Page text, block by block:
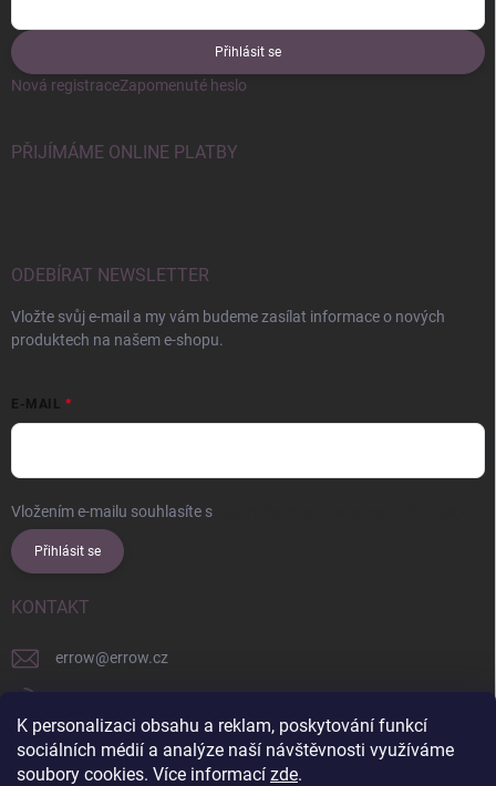
K personalizaci obsahu a reklam, poskytování funkcí
sociálních médií a analýze naší návštěvnosti využíváme
soubory cookies. Více informací zde.
Přihlásit se
Nová registraceZapomenuté heslo
PŘIJÍMÁME ONLINE PLATBY
ODEBÍRAT NEWSLETTER
Vložte svůj e-mail a my vám budeme zasílat informace o nových
produktech na našem e-shopu.
E-MAIL
Vložením e-mailu souhlasíte s
Přihlásit se
KONTAKT
errow@errow.cz
explore/locations/957228892/